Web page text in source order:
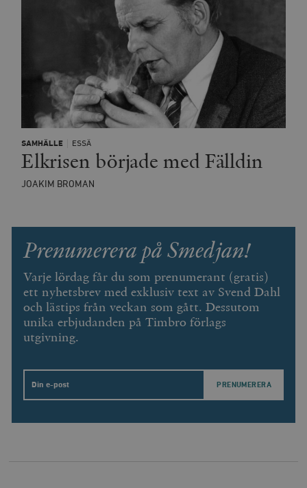
SAMHÄLLE ESSÄ
Elkrisen började med Fälldin
JOAKIM BROMAN
Prenumerera på Smedjan!
Varje lördag får du som prenumerant (gratis)
ett nyhetsbrev med exklusiv text av Svend Dahl
och lästips från veckan som gått. Dessutom
unika erbjudanden på Timbro förlags
utgivning.
Email